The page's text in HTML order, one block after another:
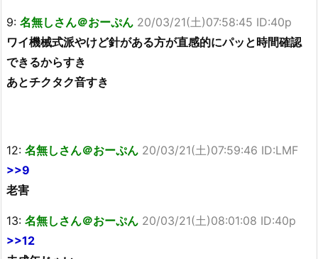
9: 名無しさん＠おーぷん 20/03/21(土)07:58:45 ID:40p
ワイ機械式派やけど針がある方が直感的にパッと時間確認
できるからすき
あとチクタク音すき
12: 名無しさん＠おーぷん 20/03/21(土)07:59:46 ID:LMF
>>9
老害
13: 名無しさん＠おーぷん 20/03/21(土)08:01:08 ID:40p
>>12